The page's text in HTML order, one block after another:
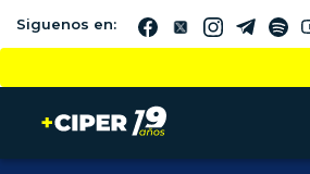
Siguenos en: